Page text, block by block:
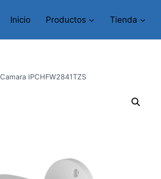
Inicio Productos Tienda
Camara IPCHFW2841TZS